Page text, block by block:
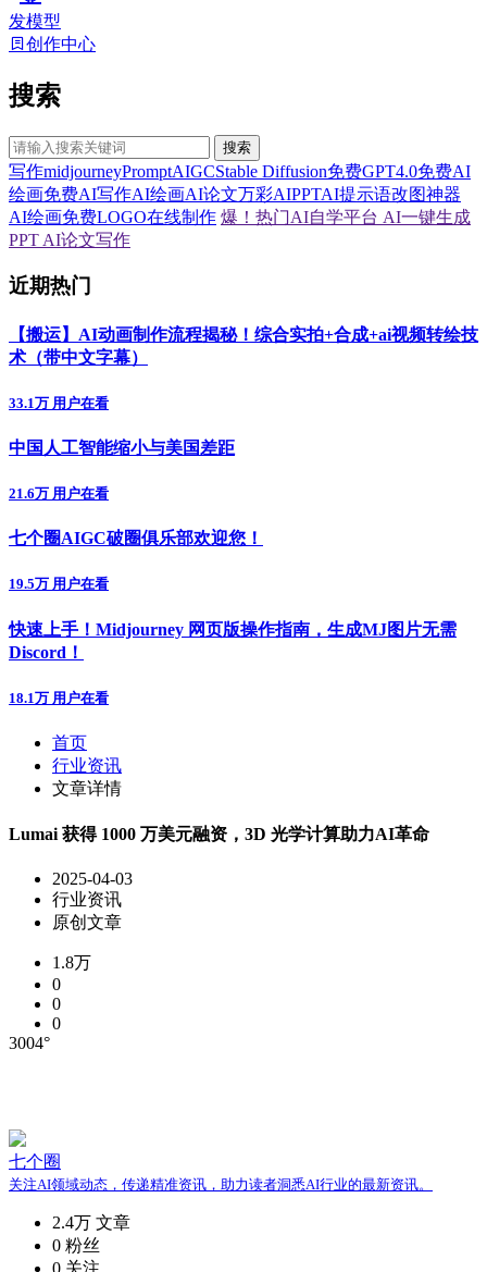
发模型
创作中心
搜索
搜索
写作midjourneyPromptAIGCStable Diffusion免费GPT4.0免费AI
绘画免费AI写作AI绘画AI论文万彩AIPPTAI提示语改图神器
AI绘画免费LOGO在线制作 爆！热门AI自学平台 AI一键生成
PPT AI论文写作
近期热门
【搬运】AI动画制作流程揭秘！综合实拍+合成+ai视频转绘技
术（带中文字幕）
33.1万 用户在看
中国人工智能缩小与美国差距
21.6万 用户在看
七个圈AIGC破圈俱乐部欢迎您！
19.5万 用户在看
快速上手！Midjourney 网页版操作指南，生成MJ图片无需
Discord！
18.1万 用户在看
首页
行业资讯
文章详情
​Lumai 获得 1000 万美元融资，3D 光学计算助力AI革命
2025-04-03
行业资讯
原创文章
1.8万
0
0
0
3004°
七个圈
关注AI领域动态，传递精准资讯，助力读者洞悉AI行业的最新资讯。
2.4万 文章
0 粉丝